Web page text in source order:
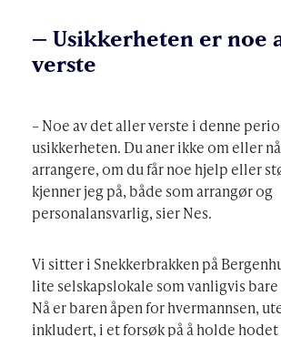
– Usikkerheten er noe
verste
– Noe av det aller verste i denne
usikkerheten. Du aner ikke om eller
arrangere, om du får noe hjelp eller
kjenner jeg på, både som arrangør og
personalansvarlig, sier Nes.
Vi sitter i Snekkerbrakken på
lite selskapslokale som vanligvis
Nå er baren åpen for hvermannsen,
inkludert, i et forsøk på å holde hodet